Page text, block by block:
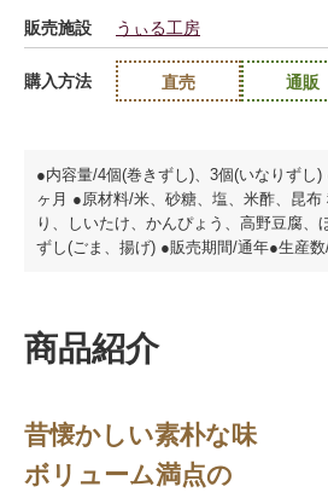
販売施設 うぃる工房
購入方法 直売 通販
●内容量/4個(巻きずし)、3個(いなりずし
ヶ月 ●原材料/米、砂糖、塩、米酢、昆
り、しいたけ、かんぴょう、高野豆腐、
ずし(ごま、揚げ) ●販売期間/通年●生産数
商品紹介
昔懐かしい素朴な味
ボリューム満点の